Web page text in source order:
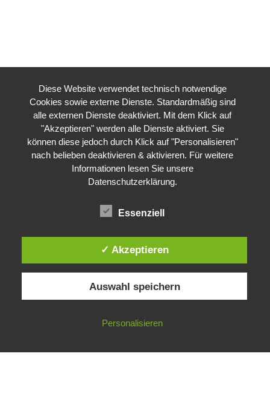
Impressum Datenschutzerklärung
Gesellschaft für ökologische Forschung e.V.
Diese Website verwendet technisch notwendige
Cookies sowie externe Dienste. Standardmäßig sind
alle externen Dienste deaktiviert. Mit dem Klick auf
"Akzeptieren" werden alle Dienste aktiviert. Sie
können diese jedoch durch Klick auf "Personalisieren"
nach belieben deaktivieren & aktivieren. Für weitere
Informationen lesen Sie unsere
Datenschutzerklärung.
Essenziell
✓ Akzeptieren
Auswahl speichern
Personalisieren